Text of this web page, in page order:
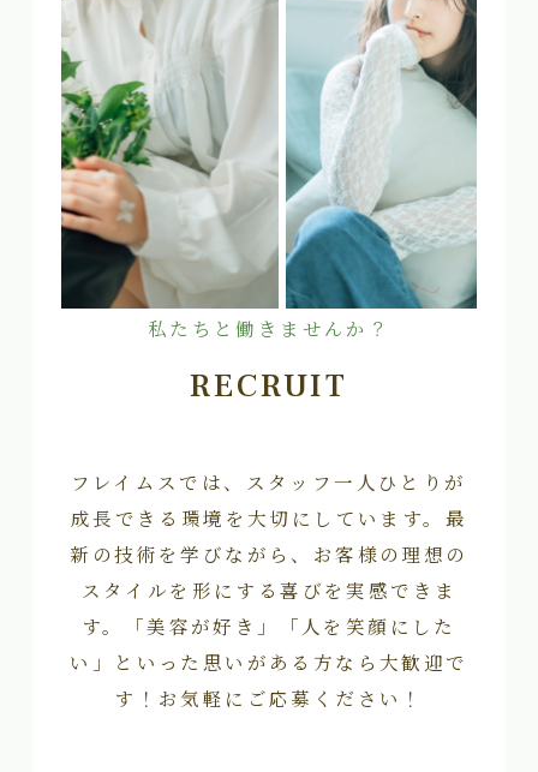
私たちと働きませんか？
RECRUIT
フレイムスでは、スタッフ一人ひとりが
成長できる環境を大切にしています。最
新の技術を学びながら、お客様の理想の
スタイルを形にする喜びを実感できま
す。「美容が好き」「人を笑顔にした
い」といった思いがある方なら大歓迎で
す！お気軽にご応募ください！